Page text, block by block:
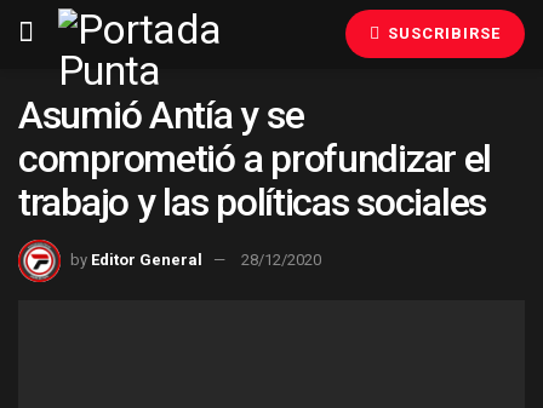
SUSCRIBIRSE
Asumió Antía y se
comprometió a profundizar el
trabajo y las políticas sociales
by Editor General 28/12/2020